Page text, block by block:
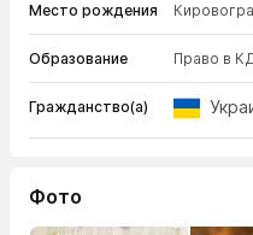
Место рождения
Образование Право в
Гражданство(а)
Фото